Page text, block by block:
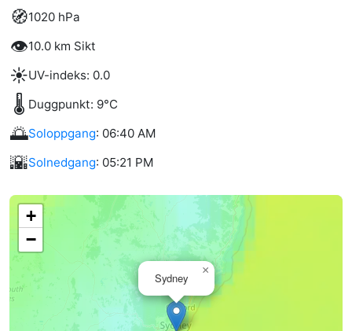
🧭1020 hPa
👁️10.0 km Sikt
☀️UV-indeks: 0.0
🌡️ Duggpunkt: 9°C
🌅Soloppgang: 06:40 AM
🌇Solnedgang: 05:21 PM
Sydney
×
+
−